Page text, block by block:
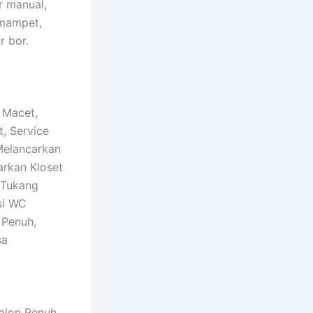
manual,
bor.
Service
Kloset
WC